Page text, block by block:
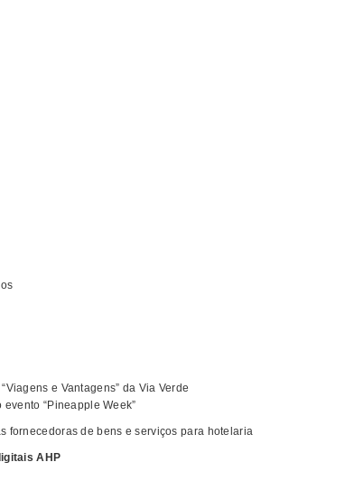
e Vantagens” da Via Verde
“Pineapple Week”
fornecedoras de bens e serviços para hotelaria
AHP